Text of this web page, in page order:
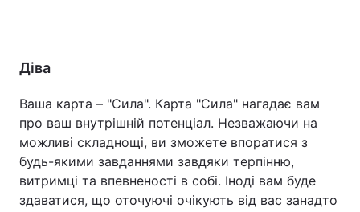
Діва
Ваша карта – "Сила". Карта "Сила" нагадає вам
про ваш внутрішній потенціал. Незважаючи на
можливі складнощі, ви зможете впоратися з
будь-якими завданнями завдяки терпінню,
витримці та впевненості в собі. Іноді вам буде
здаватися, що оточуючі очікують від вас занадто